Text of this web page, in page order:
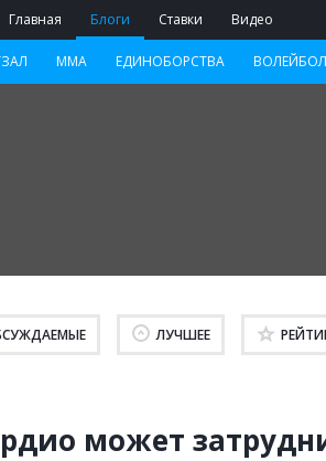
Главная Блоги Ставки Видео
ММА ЕДИНОБОРСТВА ВОЛЕЙБОЛ
ЛУЧШЕЕ
может